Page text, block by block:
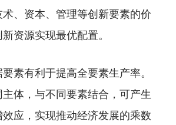
、资本、管理等创新要素的价
资源实现最优配置。
有利于提高全要素生产率。
体，与不同要素结合，可产生
应，实现推动经济发展的乘数